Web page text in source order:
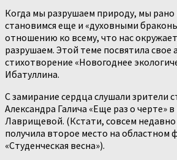
Когда мы разрушаем природу, мы рано
становимся еще и «духовными
отношению ко всему, что нас
разрушаем. Этой теме посвятила свое
стихотворение «Новогоднее
Ибатуллина.
С замирание сердца слушали зрители
Александра Галича «Еще раз о черте»
Лаврищевой. (Кстати, совсем
получила второе место на областном
«Студенческая весна»).